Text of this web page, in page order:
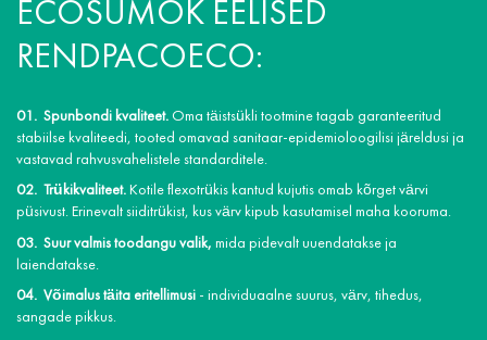
ECOSUMOK EELISED
RENDPACOECO:
Spunbondi kvaliteet.Oma täistsükli tootmine tagab garanteeritud
stabiilse kvaliteedi, tooted omavad sanitaar-epidemioloogilisi järeldusi ja
vastavad rahvusvahelistele standarditele.
Trükikvaliteet.Kotile flexotrükis kantud kujutis omab kõrget värvi
püsivust. Erinevalt siiditrükist, kus värv kipub kasutamisel maha kooruma.
Suur valmis toodangu valik, mida pidevalt uuendatakse ja
laiendatakse.
Võimalus täita eritellimusi- individuaalne suurus, värv, tihedus,
sangade pikkus.